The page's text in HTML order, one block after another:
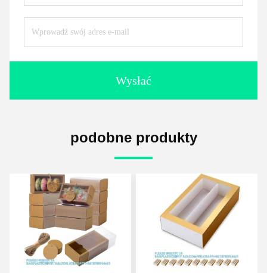
Wysłać
podobne produkty